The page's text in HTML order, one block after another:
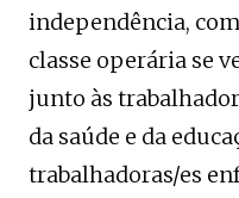
independência,
classe operária se
junto às
da saúde e da
trabalhadoras/es